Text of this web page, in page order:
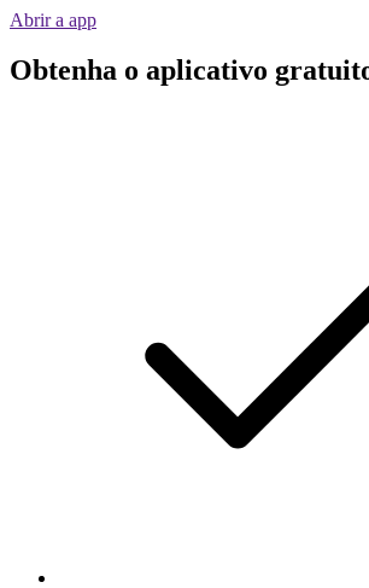
Abrir a app
Obtenha o aplicativo